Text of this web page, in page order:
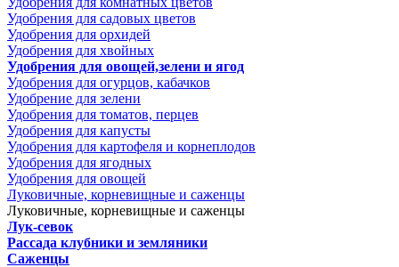
Удобрения для садовых цветов
Удобрения для орхидей
Удобрения для хвойных
Удобрения для овощей,зелени и ягод
Удобрения для огурцов, кабачков
Удобрение для зелени
Удобрения для томатов, перцев
Удобрения для капусты
Удобрения для картофеля и корнеплодов
Удобрения для ягодных
Удобрения для овощей
Луковичные, корневищные и саженцы
Луковичные, корневищные и саженцы
Лук-севок
Рассада клубники и земляники
Саженцы